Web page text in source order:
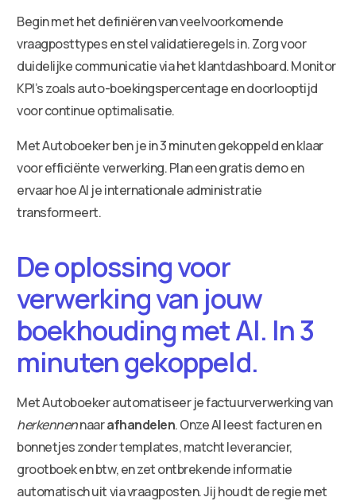
Begin met het definiëren van veelvoorkomende
vraagposttypes en stel validatieregels in. Zorg voor
duidelijke communicatie via het klantdashboard. Monitor
KPI’s zoals auto-boekingspercentage en doorlooptijd
voor continue optimalisatie.
Met Autoboeker ben je in 3 minuten gekoppeld en klaar
voor efficiënte verwerking. Plan een gratis demo en
ervaar hoe AI je internationale administratie
transformeert.
De oplossing voor
verwerking van jouw
boekhouding met AI. In 3
minuten gekoppeld.
Met Autoboeker automatiseer je factuurverwerking van
herkennennaarafhandelen. Onze AI leest facturen en
bonnetjes zonder templates, matcht leverancier,
grootboek en btw, en zet ontbrekende informatie
automatisch uit via vraagposten. Jij houdt de regie met